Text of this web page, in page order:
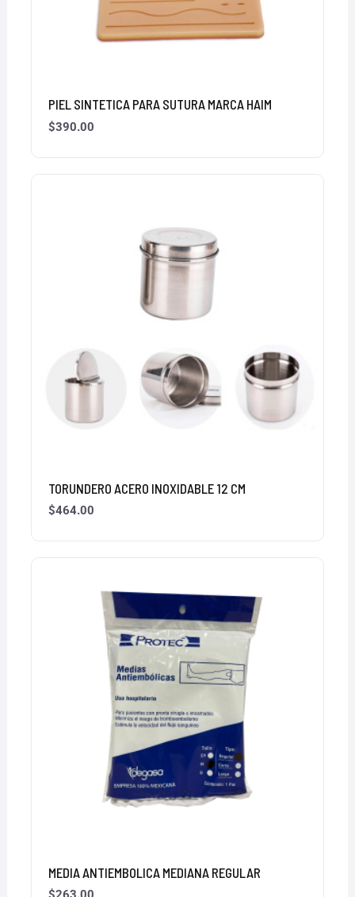
PIEL SINTETICA PARA SUTURA MARCA HAIM
$390.00
TORUNDERO ACERO INOXIDABLE 12 CM
$464.00
MEDIA ANTIEMBOLICA MEDIANA REGULAR